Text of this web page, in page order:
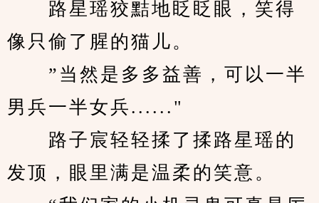
路星瑶狡黠地眨眨眼，笑得
像只偷了腥的猫儿。
”当然是多多益善，可以一半
男兵一半女兵......"
路子宸轻轻揉了揉路星瑶的
发顶，眼里满是温柔的笑意。